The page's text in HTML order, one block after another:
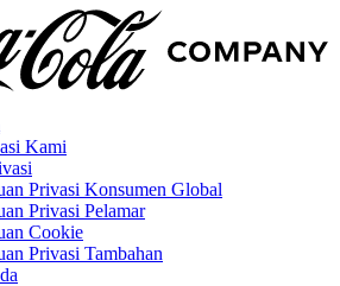
Kami
Privasi Konsumen Global
Privasi Pelamar
Cookie
Privasi Tambahan